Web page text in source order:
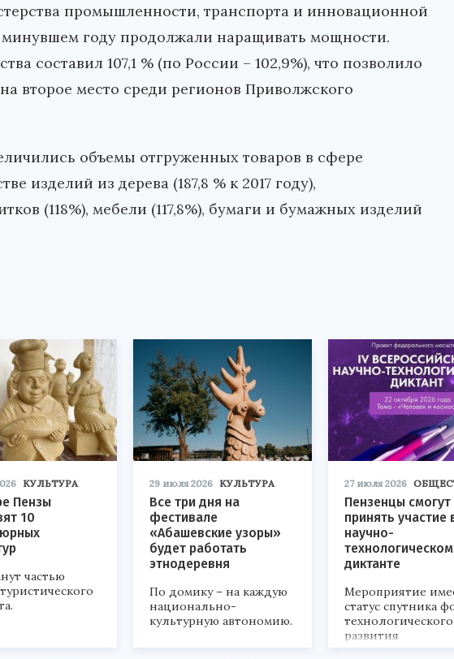
промышленности, транспорта и инновационной
году продолжали наращивать мощности.
составил 107,1 % (по России – 102,9%), что позволило
второе место среди регионов Приволжского
объемы отгруженных товаров в сфере
изделий из дерева (187,8 % к 2017 году),
(118%), мебели (117,8%), бумаги и бумажных изделий
КУЛЬТУРА
Пензы
10
частью
29 июля 2026 КУЛЬТУРА
Все три дня на
фестивале
«Абашевские узоры»
будет работать
этнодеревня
По домику – на каждую
национально-
культурную автономию.
27 июля 2026
Пензенцы смогут
принять участие
научно-
технологическом
диктанте
Мероприятие
статус спутника
технологического
развития
«Технопром-2026».